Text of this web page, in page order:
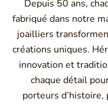
Depuis 50 ans,
fabriqué dans notre
joailliers
créations uniques.
innovation et
chaque détail
porteurs